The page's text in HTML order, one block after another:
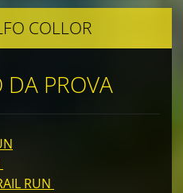
COLLOR
DA PROVA
RUN